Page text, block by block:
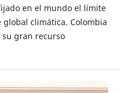
en el mundo el límite
climática. Colombia
gran recurso